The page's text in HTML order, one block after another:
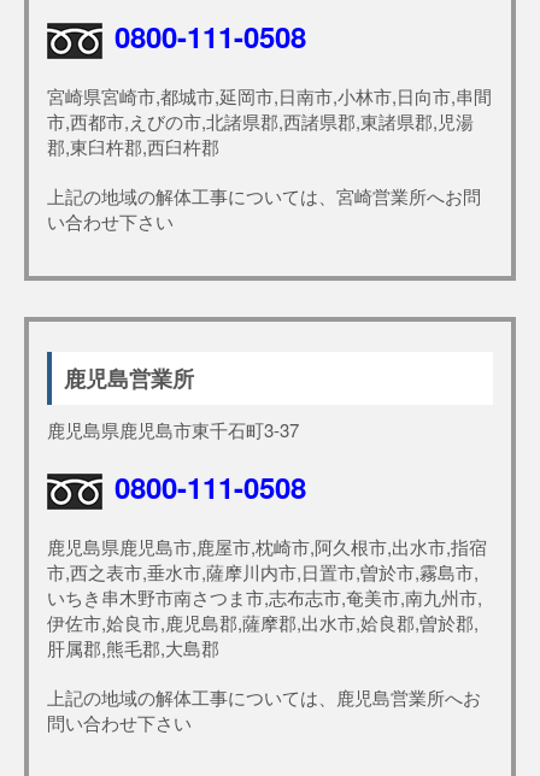
0800-111-0508
宮崎県宮崎市,都城市,延岡市,日南市,小林市,日向市,串間
市,西都市,えびの市,北諸県郡,西諸県郡,東諸県郡,児湯
郡,東臼杵郡,西臼杵郡
上記の地域の解体工事については、宮崎営業所へお問
い合わせ下さい
鹿児島営業所
鹿児島県鹿児島市東千石町3-37
0800-111-0508
鹿児島県鹿児島市,鹿屋市,枕崎市,阿久根市,出水市,指宿
市,西之表市,垂水市,薩摩川内市,日置市,曽於市,霧島市,
いちき串木野市南さつま市,志布志市,奄美市,南九州市,
伊佐市,姶良市,鹿児島郡,薩摩郡,出水市,姶良郡,曽於郡,
肝属郡,熊毛郡,大島郡
上記の地域の解体工事については、鹿児島営業所へお
問い合わせ下さい